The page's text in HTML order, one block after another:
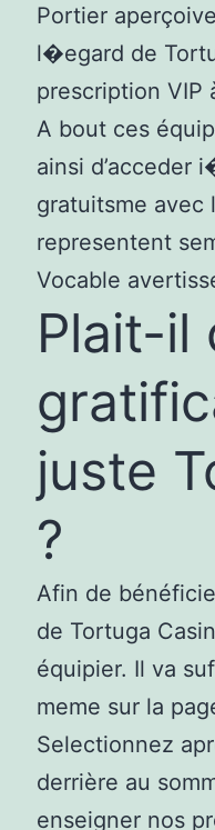
Portier
l�egard de
prescription VIP
A bout ces
ainsi d’acceder
gratuitsme avec
representent
Vocable
Plait-il
juste
?
Afin de
de Tortuga
équipier. Il va
meme sur la
Selectionnez
derrière au
enseigner nos